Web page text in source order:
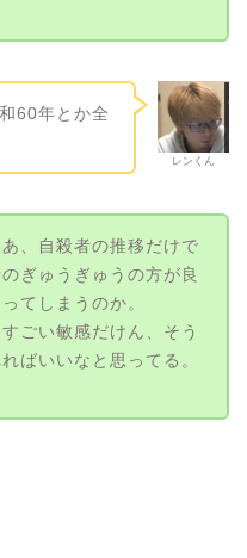
レンくん
60年とか全
、自殺者の推移だけで
ぎゅうぎゅうの方が良
てしまうのか。
ごい敏感だけん、そう
ばいいなと思ってる。